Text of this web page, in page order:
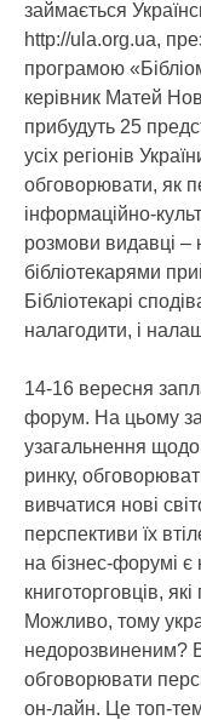
займається
http://ula.org.ua,
програмою
керівник Матей
прибудуть 25
усіх регіонів
обговорювати, як
інформаційно-
розмови видавці –
бібліотекарями
Бібліотекарі
налагодити, і
14-16 вересня
форум. На цьому
узагальнення щодо
ринку,
вивчатися нові
перспективи їх
на бізнес-форумі є
книготорговців,
Можливо, тому
недорозвиненим?
обговорювати
он-лайн. Це топ-